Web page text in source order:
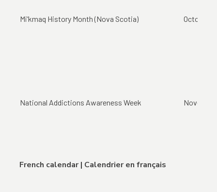
Mi’kmaq History Month (Nova Scotia) October
National Addictions Awareness Week
French calendar | Calendrier en français